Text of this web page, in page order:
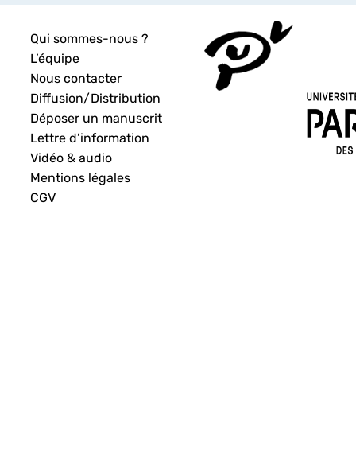
Qui sommes-nous ?
L’équipe
Nous contacter
Diffusion/Distribution
Déposer un manuscrit
Lettre d’information
Vidéo & audio
Mentions légales
CGV